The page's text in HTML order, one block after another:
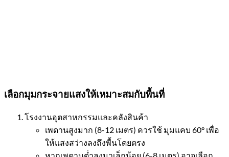
เลือกมุมกระจายแสงให้เหมาะสมกับพื้นที่
โรงงานอุตสาหกรรมและคลังสินค้า
เพดานสูงมาก (8-12 เมตร) ควรใช้ มุมแคบ 60° เพื่อ
ให้แสงสว่างลงถึงพื้นโดยตรง